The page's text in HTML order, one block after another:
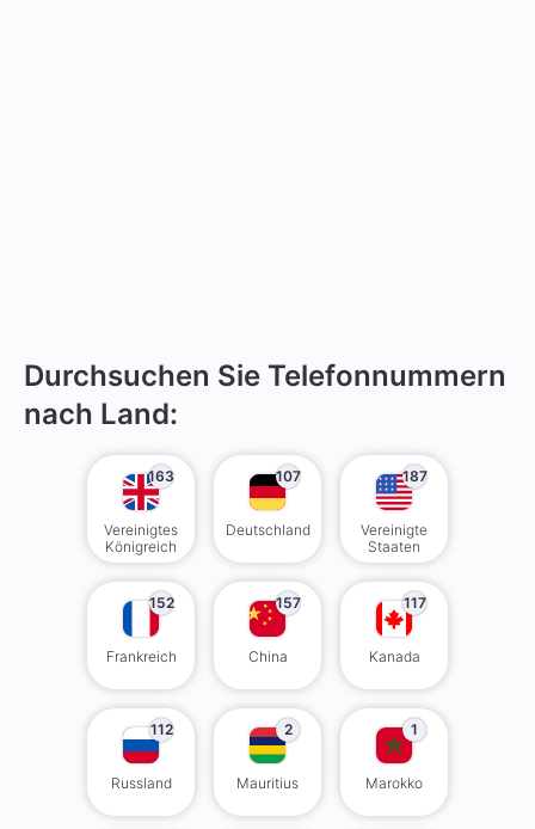
Durchsuchen Sie Telefonnummern
nach Land:
163
Vereinigtes
Königreich
107
Deutschland
187
Vereinigte
Staaten
152
Frankreich
157
China
117
Kanada
112
Russland
2
Mauritius
1
Marokko